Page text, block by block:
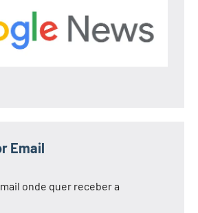
Email
onde quer receber a